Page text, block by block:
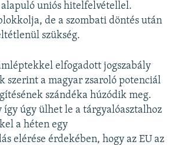
uniós hitelfelvétellel.
de a szombati döntés után
szükség.
elfogadott jogszabály
szerint a magyar zsaroló potenciál
szándéka húzódik meg.
úgy ülhet le a tárgyalóasztalhoz
a héten egy
elérése érdekében, hogy az EU az